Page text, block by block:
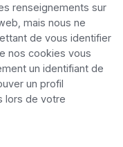
renseignements sur
mais nous ne
de vous identifier
nos cookies vous
un identifiant de
un profil
lors de votre